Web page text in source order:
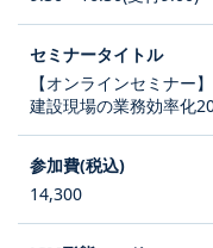
【オンラインセミナー
建設現場の業務効率化
14,300